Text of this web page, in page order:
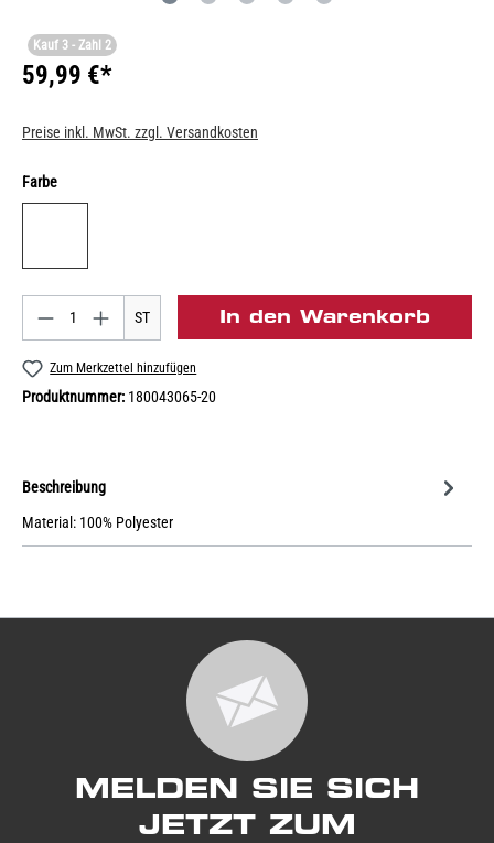
Kauf 3 - Zahl 2
59,99 €*
Preise inkl. MwSt. zzgl. Versandkosten
Farbe
ST In den Warenkorb
Zum Merkzettel hinzufügen
Produktnummer: 180043065-20
Beschreibung
Material: 100% Polyester
MELDEN SIE SICH
JETZT ZUM